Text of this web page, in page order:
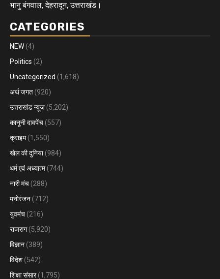
भानु बंगवाल, देहरादून, उत्तराखंड।
CATEGORIES
NEW (4)
Politics (2)
Uncategorized (1,618)
अर्थ जगत (920)
उत्तराखंड न्यूज़ (5,202)
कानूनी दावपेंच (557)
क्राइम(1,550)
खेल की दुनिया(984)
धर्म एवं अध्यात्म(744)
नारी मंच (288)
मनोरंजन (712)
युवमंच (216)
राजराग(5,920)
विज्ञान (389)
विदेश (542)
शिक्षा संसार(1,795)